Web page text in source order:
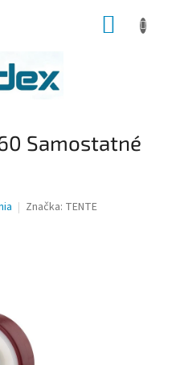
Samostatné
Značka: TENTE